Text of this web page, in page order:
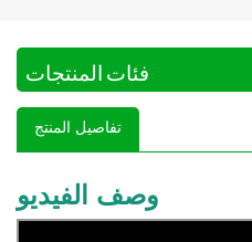
فئات المنتجات
تفاصيل المنتج
وصف الفيديو